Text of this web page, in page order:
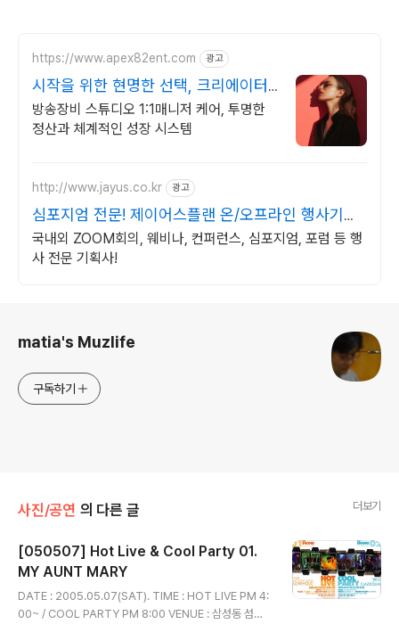
https://www.apex82ent.com 광고
시작을 위한 현명한 선택, 크리에이터,
BJ 상시 모집
방송장비 스튜디오 1:1매니저 케어, 투명한
정산과 체계적인 성장 시스템
http://www.jayus.co.kr 광고
심포지엄 전문! 제이어스플랜 온/오프라인 행사기획
대행!
국내외 ZOOM회의, 웨비나, 컨퍼런스, 심포지엄, 포럼 등 행
사 전문 기획사!
matia's Muzlife
구독하기
사진/공연 의 다른 글 더보기
[050507] Hot Live & Cool Party 01.
MY AUNT MARY
DATE : 2005.05.07(SAT). TIME : HOT LIVE PM 4:
00~ / COOL PARTY PM 8:00 VENUE : 삼성동 섬유